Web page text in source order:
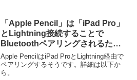
「Apple Pencil」は「iPad Pro」
とLightning接続することで
Bluetoothペアリングされるた
め、Lightning（オス）を採用し
ペアリングボタンが無いもよう。
Apple PencilはiPad ProとLightning経由で
ペアリングするそうです。詳細は以下か
ら。